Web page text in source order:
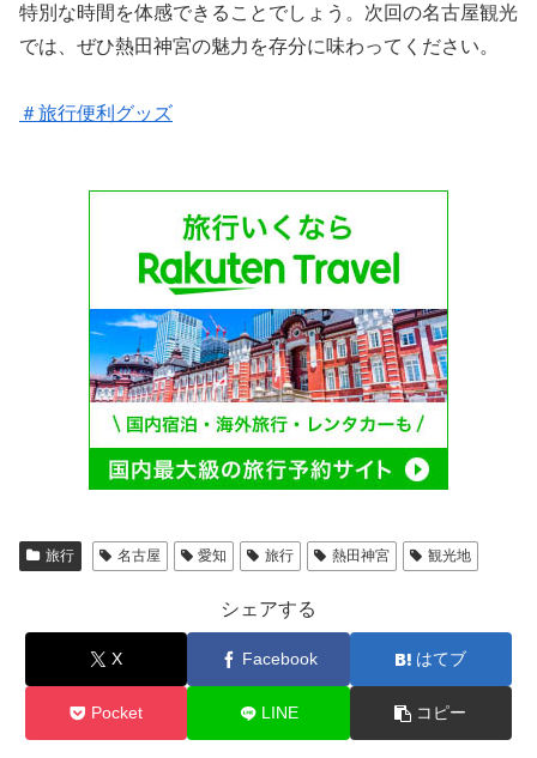
特別な時間を体感できることでしょう。次回の名古屋観光
では、ぜひ熱田神宮の魅力を存分に味わってください。
＃旅行便利グッズ
旅行 名古屋 愛知 旅行 熱田神宮 観光地
シェアする
X Facebook はてブ
Pocket LINE コピー